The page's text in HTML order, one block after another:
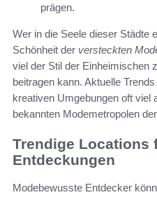
prägen.
Wer in die Seele dieser Städte
Schönheit der versteckten
viel der Stil der Einheimischen
beitragen kann. Aktuelle
kreativen Umgebungen oft viel
bekannten Modemetropolen
Trendige Locations
Entdeckungen
Modebewusste Entdecker